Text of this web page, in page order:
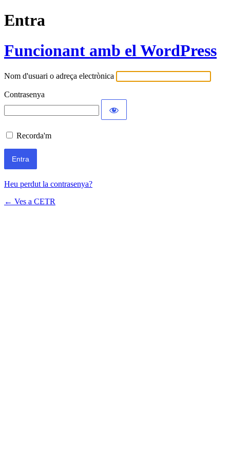
Entra
Funcionant amb el WordPress
Nom d'usuari o adreça electrònica
Contrasenya
Recorda'm
Heu perdut la contrasenya?
← Ves a CETR